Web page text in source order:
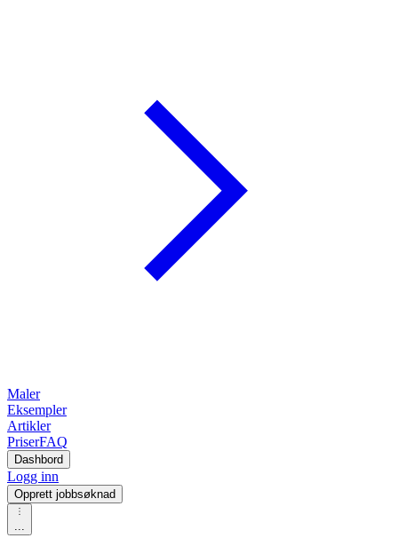
Maler
Eksempler
Artikler
PriserFAQ
Dashbord
Logg inn
Opprett jobbsøknad
...